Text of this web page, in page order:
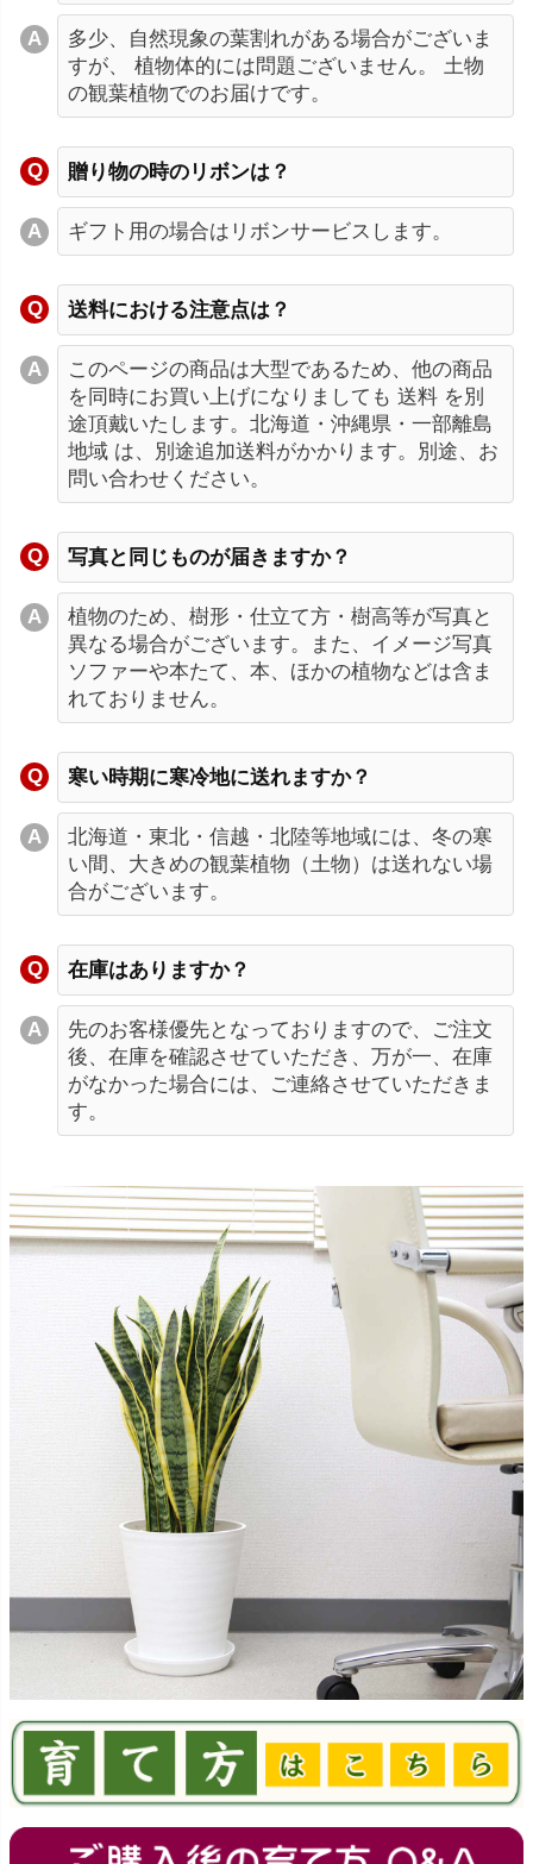
多少、自然現象の葉割れがある場合がございま
すが、 植物体的には問題ございません。 土物
の観葉植物でのお届けです。
贈り物の時のリボンは？
ギフト用の場合はリボンサービスします。
送料における注意点は？
このページの商品は大型であるため、他の商品
を同時にお買い上げになりましても 送料 を別
途頂戴いたします。北海道・沖縄県・一部離島
地域 は、別途追加送料がかかります。別途、お
問い合わせください。
写真と同じものが届きますか？
植物のため、樹形・仕立て方・樹高等が写真と
異なる場合がございます。また、イメージ写真
ソファーや本たて、本、ほかの植物などは含ま
れておりません。
寒い時期に寒冷地に送れますか？
北海道・東北・信越・北陸等地域には、冬の寒
い間、大きめの観葉植物（土物）は送れない場
合がございます。
在庫はありますか？
先のお客様優先となっておりますので、ご注文
後、在庫を確認させていただき、万が一、在庫
がなかった場合には、ご連絡させていただきま
す。